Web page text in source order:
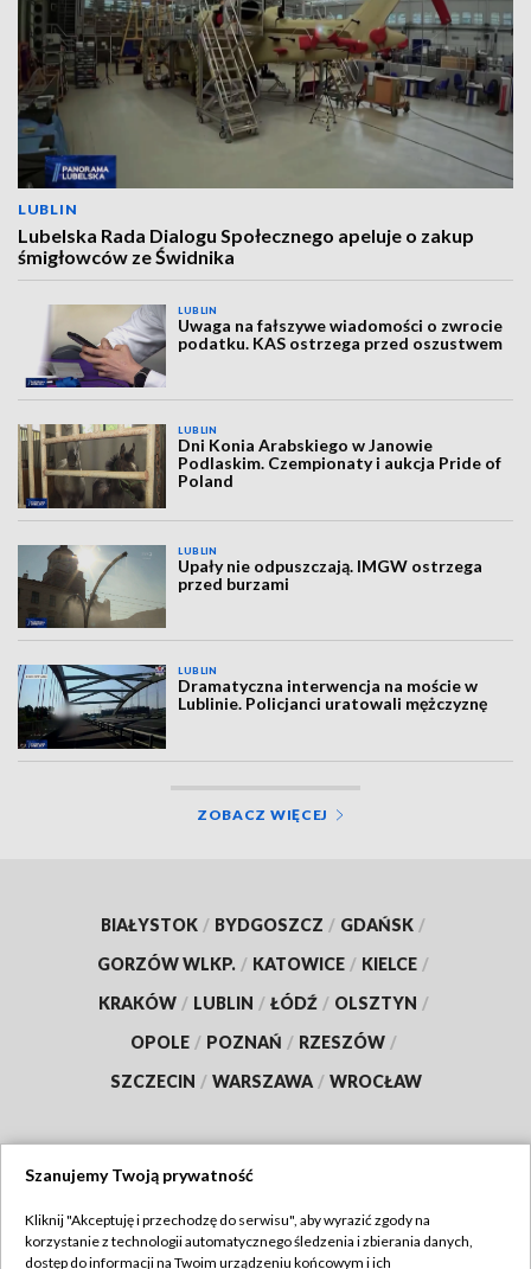
LUBLIN
Lubelska Rada Dialogu Społecznego apeluje o zakup
śmigłowców ze Świdnika
LUBLIN
Uwaga na fałszywe wiadomości o zwrocie
podatku. KAS ostrzega przed oszustwem
LUBLIN
Dni Konia Arabskiego w Janowie
Podlaskim. Czempionaty i aukcja Pride of
Poland
LUBLIN
Upały nie odpuszczają. IMGW ostrzega
przed burzami
LUBLIN
Dramatyczna interwencja na moście w
Lublinie. Policjanci uratowali mężczyznę
ZOBACZ WIĘCEJ
BIAŁYSTOK / BYDGOSZCZ / GDAŃSK /
GORZÓW WLKP. / KATOWICE / KIELCE /
KRAKÓW / LUBLIN / ŁÓDŹ / OLSZTYN /
OPOLE / POZNAŃ / RZESZÓW /
SZCZECIN / WARSZAWA / WROCŁAW
TVP
Szanujemy Twoją prywatność
Kliknij "Akceptuję i przechodzę do serwisu", aby wyrazić zgody na
korzystanie z technologii automatycznego śledzenia i zbierania danych,
dostęp do informacji na Twoim urządzeniu końcowym i ich